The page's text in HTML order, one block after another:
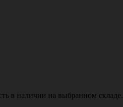
в наличии на выбранном складе.